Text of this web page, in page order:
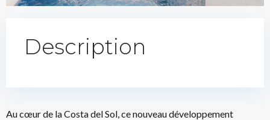
Description
Au cœur de la Costa del Sol, ce nouveau développement